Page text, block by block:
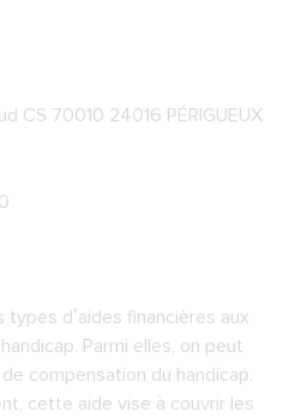
CS 70010 24016 PÉRIGUEUX
d’aides financières aux
Parmi elles, on peut
compensation du handicap.
cette aide vise à couvrir les